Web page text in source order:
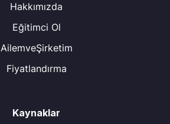
Hakkımızda
Eğitimci Ol
AilemveŞirketim
Fiyatlandırma
Kaynaklar